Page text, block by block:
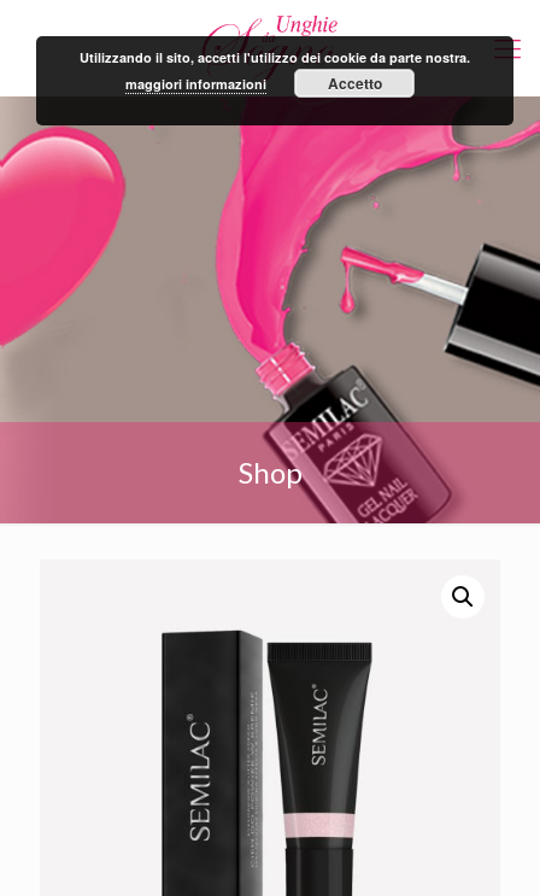
Shop
Utilizzando il sito, accetti l'utilizzo dei cookie da parte nostra.
maggiori informazioni
Accetto